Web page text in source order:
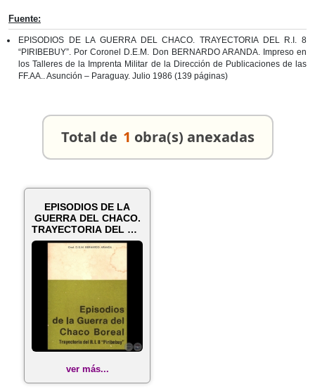
Fuente:
EPISODIOS DE LA GUERRA DEL CHACO. TRAYECTORIA DEL R.I. 8
“PIRIBEBUY”. Por Coronel D.E.M. Don BERNARDO ARANDA. Impreso en
los Talleres de la Imprenta Militar de la Dirección de Publicaciones de las
FF.AA.. Asunción – Paraguay. Julio 1986 (139 páginas)
Total de 1 obra(s) anexadas
EPISODIOS DE LA
GUERRA DEL CHACO.
TRAYECTORIA DEL R.I.
8 PIRIBEBU...
ver más...